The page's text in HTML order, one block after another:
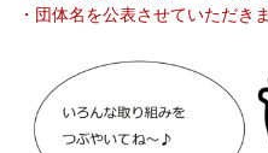
・団体名を公表させていただきま